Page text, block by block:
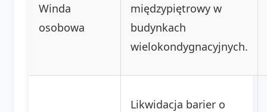
Winda
osobowa
międzypiętrowy w
budynkach
wielokondygnacyjnych.
Likwidacja barier o